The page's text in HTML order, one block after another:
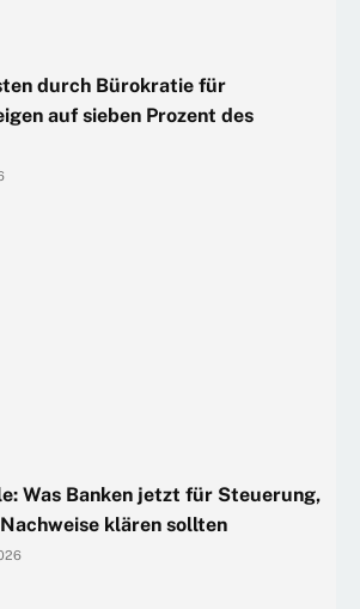
durch Bürokratie für
auf sieben Prozent des
Was Banken jetzt für Steuerung,
klären sollten